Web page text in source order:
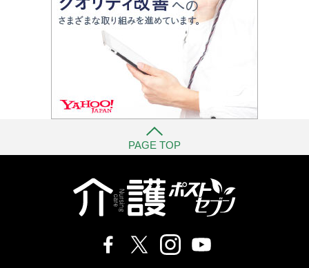
PAGE TOP